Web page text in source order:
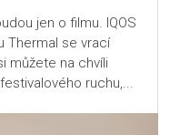
jen o filmu. IQOS
Thermal se vrací
můžete na chvíli
ruchu,...